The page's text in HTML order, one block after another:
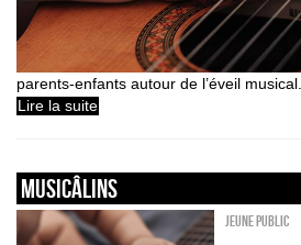
parents-enfants autour de l’éveil
Lire la suite
Musicâlins
Jeune public